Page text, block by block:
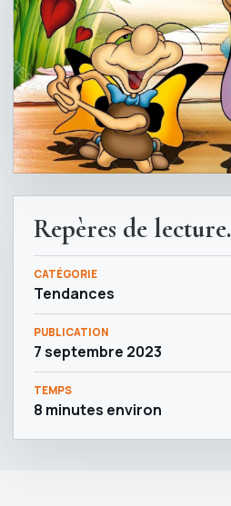
Repères de lecture.
CATÉGORIE
Tendances
PUBLICATION
7 septembre 2023
TEMPS
8 minutes environ